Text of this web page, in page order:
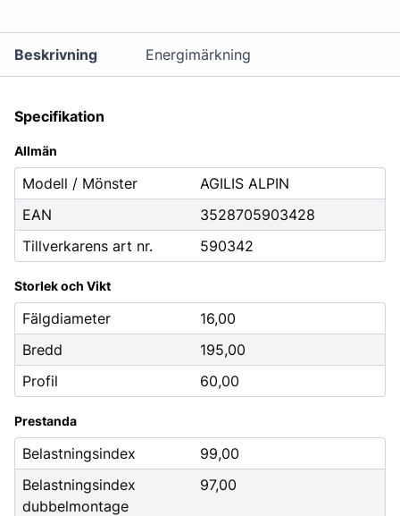
Beskrivning Energimärkning
Specifikation
Allmän
Modell / Mönster
AGILIS ALPIN
EAN
3528705903428
Tillverkarens art nr.
590342
Storlek och Vikt
Fälgdiameter
16,00
Bredd
195,00
Profil
60,00
Prestanda
Belastningsindex
99,00
Belastningsindex
dubbelmontage
97,00